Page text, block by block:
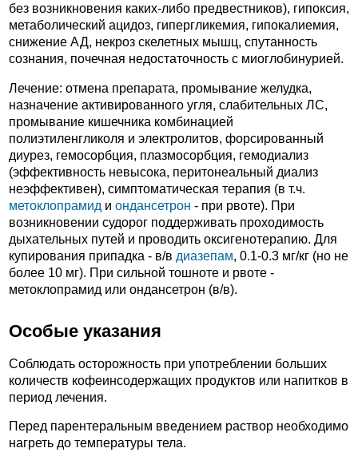
без возникновения каких-либо предвестников), гипоксия,
метаболический ацидоз, гипергликемия, гипокалиемия,
снижение АД, некроз скелетных мышц, спутанность
сознания, почечная недостаточность с миоглобинурией.
Лечение: отмена препарата, промывание желудка,
назначение активированного угля, слабительных ЛС,
промывание кишечника комбинацией
полиэтиленгликоля и электролитов, форсированный
диурез, гемосорбция, плазмосорбция, гемодиализ
(эффективность невысока, перитонеальный диализ
неэффективен), симптоматическая терапия (в т.ч.
метоклопрамид и ондансетрон - при рвоте). При
возникновении судорог поддерживать проходимость
дыхательных путей и проводить оксигенотерапию. Для
купирования припадка - в/в диазепам, 0.1-0.3 мг/кг (но не
более 10 мг). При сильной тошноте и рвоте -
метоклопрамид или ондансетрон (в/в).
Особые указания
Соблюдать осторожность при употреблении больших
количеств кофеинсодержащих продуктов или напитков в
период лечения.
Перед парентеральным введением раствор необходимо
нагреть до температуры тела.